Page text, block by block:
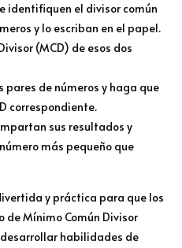
identifiquen el divisor común
y lo escriban en el papel.
(MCD) de esos dos
de números y haga que
correspondiente.
sus resultados y
más pequeño que
y práctica para que los
de Mínimo Común Divisor
habilidades de